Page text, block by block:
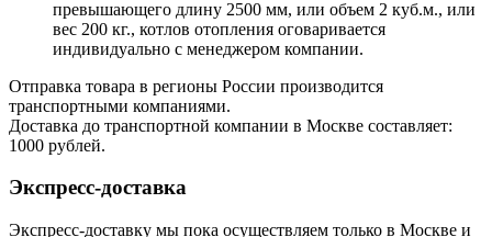
превышающего длину 2500 мм, или объем 2 куб.м., или
вес 200 кг., котлов отопления оговаривается
индивидуально с менеджером компании.
Отправка товара в регионы России производится
транспортными компаниями.
Доставка до транспортной компании в Москве составляет:
1000 рублей.
Экспресс-доставка
Экспресс-доставку мы пока осуществляем только в Москве и